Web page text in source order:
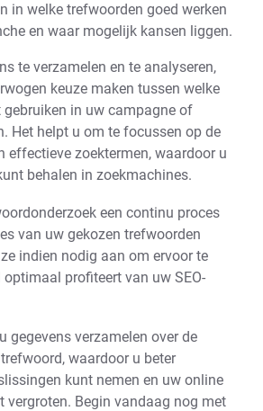
in welke trefwoorden goed werken
en waar mogelijk kansen liggen.
te verzamelen en te analyseren,
keuze maken tussen welke
in uw campagne of
Het helpt u om te focussen op de
effectieve zoektermen, waardoor u
behalen in zoekmachines.
een continu proces
van uw gekozen trefwoorden
indien nodig aan om ervoor te
profiteert van uw SEO-
gegevens verzamelen over de
waardoor u beter
kunt nemen en uw online
vergroten. Begin vandaag nog met